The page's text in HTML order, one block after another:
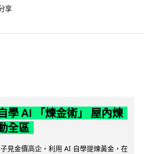
享
學 AI 「煉金術」 屋內煉
全區
見金價高企，利用 AI 自學提煉黃金，在